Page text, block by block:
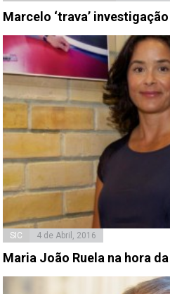
Marcelo ‘trava’
SIC 4 de Abril, 2016
Maria João Ruela na hora